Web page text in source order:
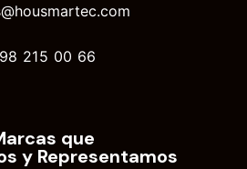
215 00 66
que
y Representamos